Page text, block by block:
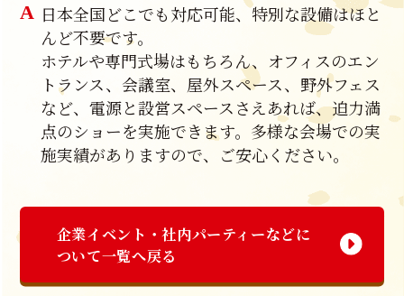
日本全国どこでも対応可能、特別な設備はほと
んど不要です。
ホテルや専門式場はもちろん、オフィスのエン
トランス、会議室、屋外スペース、野外フェス
など、電源と設営スペースさえあれば、迫力満
点のショーを実施できます。多様な会場での実
施実績がありますので、ご安心ください。
企業イベント・社内パーティーなどに
ついて一覧へ戻る